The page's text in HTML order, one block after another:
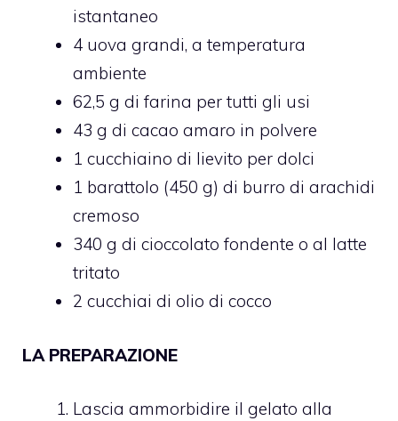
istantaneo
4 uova grandi, a temperatura
ambiente
62,5 g di farina per tutti gli usi
43 g di cacao amaro in polvere
1 cucchiaino di lievito per dolci
1 barattolo (450 g) di burro di arachidi
cremoso
340 g di cioccolato fondente o al latte
tritato
2 cucchiai di olio di cocco
LA PREPARAZIONE
Lascia ammorbidire il gelato alla